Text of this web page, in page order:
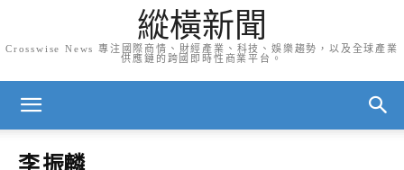
縱橫新聞
Crosswise News 專注國際商情、財經產業、科技、娛樂趨勢，以及全球產業
供應鏈的跨國即時性商業平台。
李 振麟